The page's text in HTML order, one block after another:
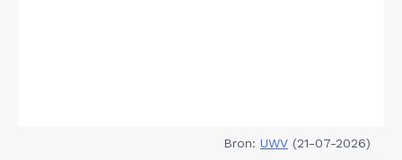
Bron: UWV (21-07-2026)